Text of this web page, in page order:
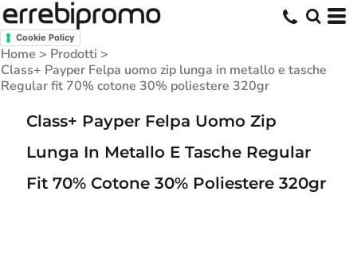
Cookie Policy
Home > Prodotti >
Class+ Payper Felpa uomo zip lunga in metallo e tasche
Regular fit 70% cotone 30% poliestere 320gr
Class+ Payper Felpa Uomo Zip
Lunga In Metallo E Tasche Regular
Fit 70% Cotone 30% Poliestere 320gr